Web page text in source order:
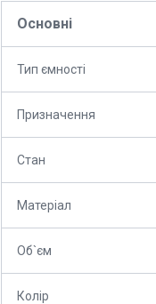
Основні
Тип ємності
Призначення
Стан
Матеріал
Об`єм
Колір